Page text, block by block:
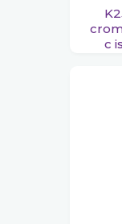
K25-6031 Suplemento
c